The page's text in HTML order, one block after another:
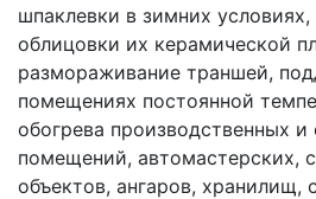
шпаклевки в зимних
облицовки их керамической
размораживание траншей,
помещениях постоянной
обогрева производственных и
помещений, автомастерских,
объектов, ангаров, хранилищ,